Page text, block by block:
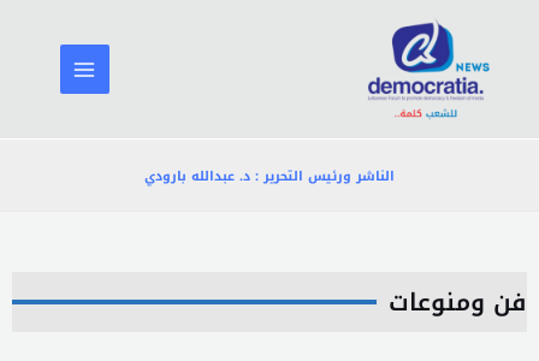
المحتوى
الناشر ورئيس التحرير : د. عبدالله بارودي
فن ومنوعات